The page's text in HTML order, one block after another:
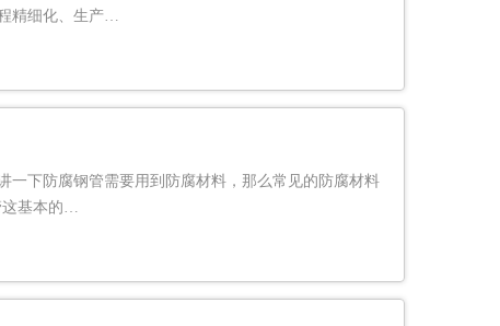
精细化、生产…
一下防腐钢管需要用到防腐材料，那么常见的防腐材料
这基本的…